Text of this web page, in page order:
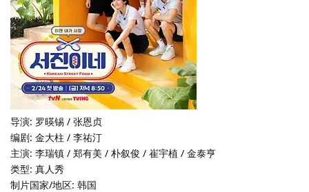
导演: 罗暎锡 / 张恩贞
编剧: 金大柱 / 李祐汀
主演: 李瑞镇 / 郑有美 / 朴叙俊 / 崔宇植 / 金泰亨
类型: 真人秀
制片国家/地区: 韩国